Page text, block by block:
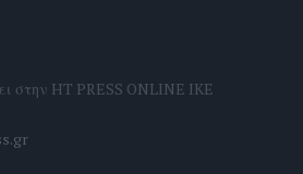
στην HT PRESS ONLINE IKE